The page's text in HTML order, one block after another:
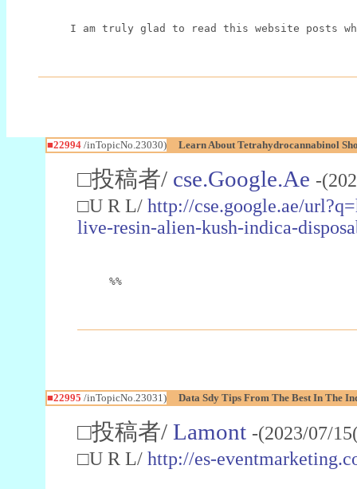
I am truly glad to read this website posts
■22994/inTopicNo.23030) Learn About Tetrahydrocannabinol
□投稿者/ cse.Google.Ae -
□U R L/ http://cse.google.ae/
live-resin-alien-kush-indica-
%%
■22995 /inTopicNo.23031) Data Sdy Tips From The Best In The
□投稿者/ Lamont -(2023/07/
□U R L/ http://es-